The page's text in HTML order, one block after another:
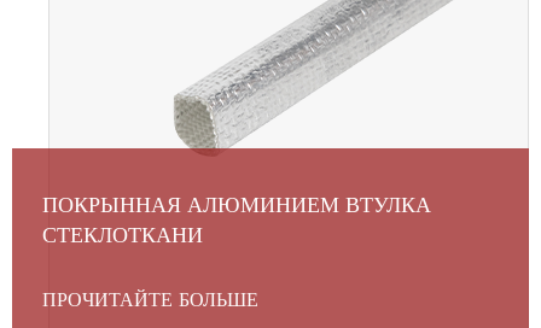
ПОКРЫННАЯ АЛЮМИНИЕМ ВТУЛКА
СТЕКЛОТКАНИ
ПРОЧИТАЙТЕ БОЛЬШЕ